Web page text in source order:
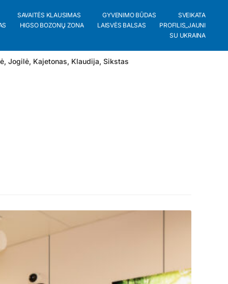
SAVAITĖS KLAUSIMAS GYVENIMO BŪDAS
SVEIKATA
HIGSO BOZONŲ ZONA LAISVĖS BALSAS
PROFILIS_JAUNI
SU UKRAINA
, Jogilė, Kajetonas, Klaudija, Sikstas